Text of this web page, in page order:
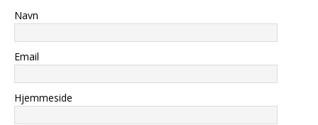
Navn
Email
Hjemmeside